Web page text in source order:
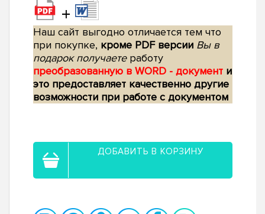
+
Наш сайт выгодно отличается тем что
при покупке, кроме PDF версии Вы в
подарок получаетеработу
преобразованную в WORD - документ и
это предоставляет качественно другие
возможности при работе с документом
ДОБАВИТЬ В КОРЗИНУ